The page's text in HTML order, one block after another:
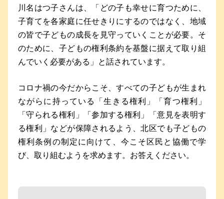
川名はつ子さんは、「どの子も幸せに育つために、
子育てを各家庭に任せきりにするのではなく、地域
の皆で子どもの成長を見守っていくことが必要。そ
のために、子どもの権利条約を基盤に据えて取り組
んでいく必要がある」と話されています。
コロナ禍の今だからこそ、すべての子どもが生まれ
ながらに持っている「生きる権利」「育つ権利」
「守られる権利」「参加する権利」「意見を表明す
る権利」などが保障されるよう、北区でも子どもの
権利条例の制定に向けて、今こそ区民と協働で学
び、取り組むようを求めます。お答えください。